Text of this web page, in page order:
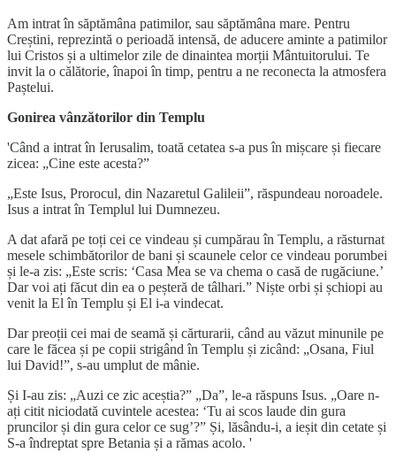
Am intrat în săptămâna patimilor, sau săptămâna mare. Pentru
Creștini, reprezintă o perioadă intensă, de aducere aminte a patimilor
lui Cristos și a ultimelor zile de dinaintea morții Mântuitorului. Te
invit la o călătorie, înapoi în timp, pentru a ne reconecta la atmosfera
Paștelui.
Gonirea vânzătorilor din Templu
'Când a intrat în Ierusalim, toată cetatea s-a pus în mișcare și fiecare
zicea: „Cine este acesta?”
„Este Isus, Prorocul, din Nazaretul Galileii”, răspundeau noroadele.
Isus a intrat în Templul lui Dumnezeu.
A dat afară pe toți cei ce vindeau și cumpărau în Templu, a răsturnat
mesele schimbătorilor de bani și scaunele celor ce vindeau porumbei
și le-a zis: „Este scris: ‘Casa Mea se va chema o casă de rugăciune.’
Dar voi ați făcut din ea o peșteră de tâlhari.” Niște orbi și șchiopi au
venit la El în Templu și El i-a vindecat.
Dar preoții cei mai de seamă și cărturarii, când au văzut minunile pe
care le făcea și pe copii strigând în Templu și zicând: „Osana, Fiul
lui David!”, s-au umplut de mânie.
Și I-au zis: „Auzi ce zic aceștia?” „Da”, le-a răspuns Isus. „Oare n-
ați citit niciodată cuvintele acestea: ‘Tu ai scos laude din gura
pruncilor și din gura celor ce sug’?” Și, lăsându-i, a ieșit din cetate și
S-a îndreptat spre Betania și a rămas acolo. '